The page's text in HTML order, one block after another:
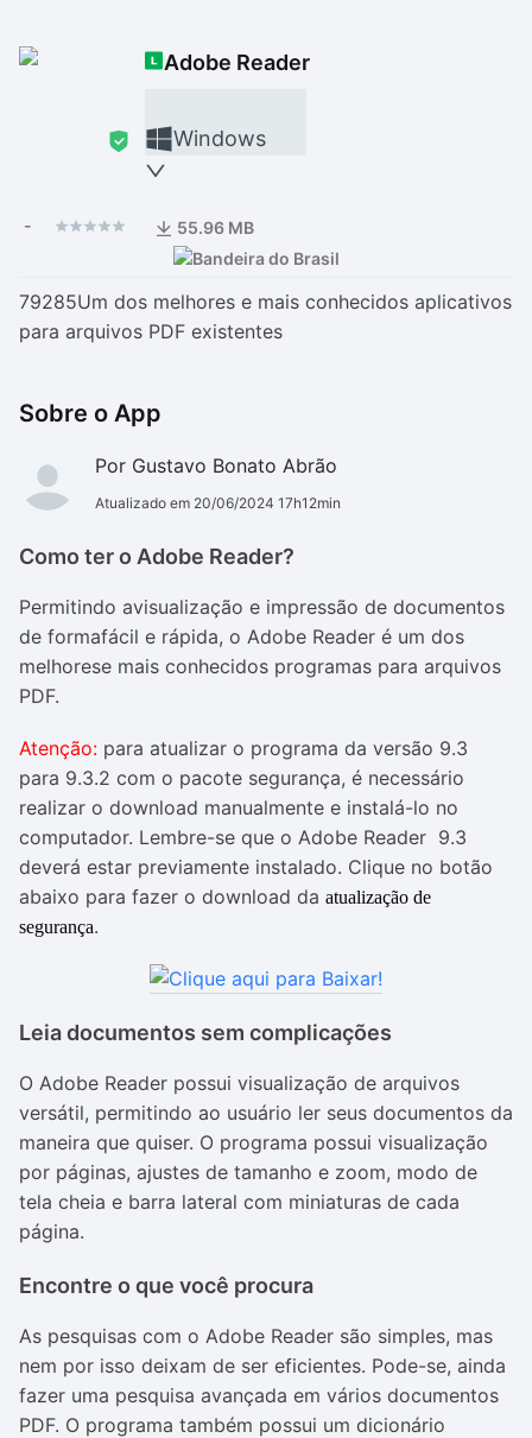
Adobe Reader
Windows
- 55.96 MB
79285Um dos melhores e mais conhecidos aplicativos
para arquivos PDF existentes
Sobre o App
Por Gustavo Bonato Abrão
Atualizado em 20/06/2024 17h12min
Como ter o Adobe Reader?
Permitindo avisualização e impressão de documentos
de formafácil e rápida, o Adobe Reader é um dos
melhorese mais conhecidos programas para arquivos
PDF.
Atenção: para atualizar o programa da versão 9.3
para 9.3.2 com o pacote segurança, é necessário
realizar o download manualmente e instalá-lo no
computador. Lembre-se que o Adobe Reader 9.3
deverá estar previamente instalado. Clique no botão
abaixo para fazer o download da atualização de
segurança.
Leia documentos sem complicações
O Adobe Reader possui visualização de arquivos
versátil, permitindo ao usuário ler seus documentos da
maneira que quiser. O programa possui visualização
por páginas, ajustes de tamanho e zoom, modo de
tela cheia e barra lateral com miniaturas de cada
página.
Encontre o que você procura
As pesquisas com o Adobe Reader são simples, mas
nem por isso deixam de ser eficientes. Pode-se, ainda
fazer uma pesquisa avançada em vários documentos
PDF. O programa também possui um dicionário